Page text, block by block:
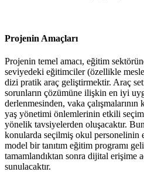
Projenin Amaçları
Projenin temel amacı, eğitim
seviyedeki eğitimciler (özellikle
dizi pratik araç geliştirmektir. Araç
sorunların çözümüne ilişkin en iyi
derlenmesinden, vaka çalışmalarının
yaş yönetimi önlemlerinin etkili
yönelik tavsiyelerden oluşacaktır.
konularda seçilmiş okul
model bir tanıtım eğitim programı
tamamlandıktan sonra dijital erişime
sunulacaktır.